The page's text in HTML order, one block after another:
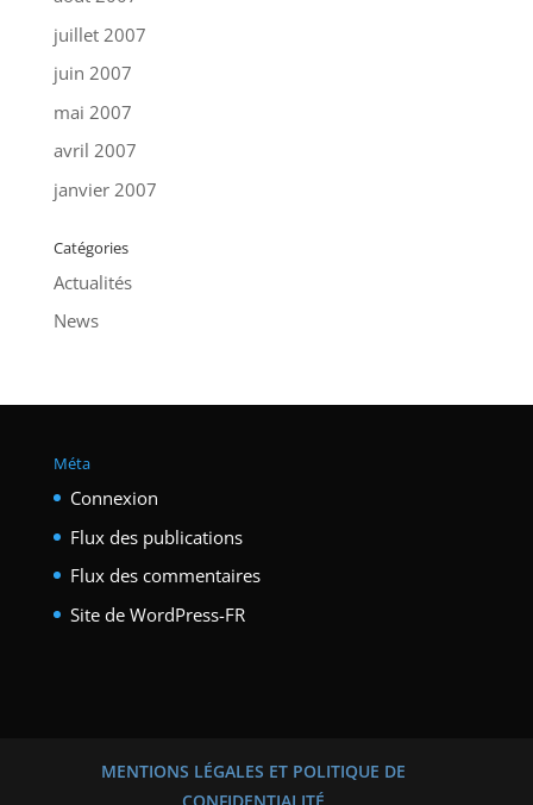
juillet 2007
juin 2007
mai 2007
avril 2007
janvier 2007
Catégories
Actualités
News
Méta
Connexion
Flux des publications
Flux des commentaires
Site de WordPress-FR
MENTIONS LÉGALES ET POLITIQUE DE